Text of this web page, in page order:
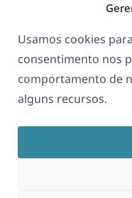
Usamos cookies
consentimento nos
comportamento de
alguns recursos.